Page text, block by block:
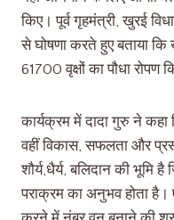
किए। पूर्व गृहमंत्री, खुरई
से घोषणा करते हुए बताया कि
61700 वृक्षों का पौधा रोपण
कार्यक्रम में दादा गुरु ने कहा
वहीं विकास, सफलता और
शौर्य,धैर्य, बलिदान की भूमि
पराक्रम का अनुभव होता है।